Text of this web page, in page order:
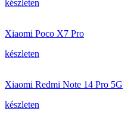
készleten
Xiaomi Poco X7 Pro
készleten
Xiaomi Redmi Note 14 Pro 5G
készleten